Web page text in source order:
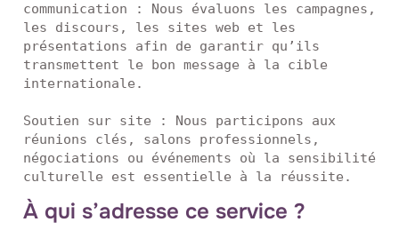
communication : Nous évaluons les campagnes,
les discours, les sites web et les
présentations afin de garantir qu’ils
transmettent le bon message à la cible
internationale.
Soutien sur site : Nous participons aux
réunions clés, salons professionnels,
négociations ou événements où la sensibilité
culturelle est essentielle à la réussite.
À qui s’adresse ce service ?